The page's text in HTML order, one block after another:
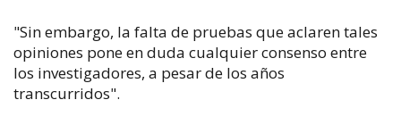
"Sin embargo, la falta de pruebas que aclaren tales
opiniones pone en duda cualquier consenso entre
los investigadores, a pesar de los años
transcurridos".